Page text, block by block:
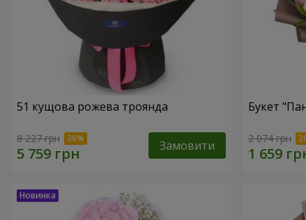
51 кущова рожева троянда
8 227 грн Замовити
Букет
2 074 грн